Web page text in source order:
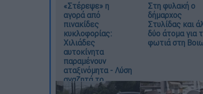
«Στέρεψε» η
αγορά από
πινακίδες
κυκλοφορίας:
Χιλιάδες
αυτοκίνητα
παραμένουν
αταξινόμητα - Λύση
αναζητά το
υπουργείο
Στη φυλακή ο
δήμαρχος
Στυλίδας και
δύο άτομα για
φωτιά στη